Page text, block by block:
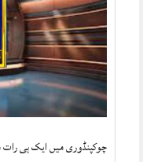
چوکپنڈوری میں ایک ہی رات